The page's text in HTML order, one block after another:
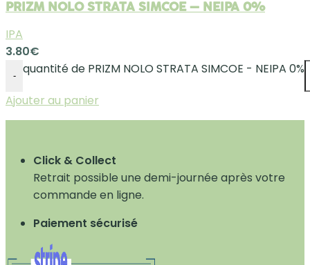
PRIZM NOLO STRATA SIMCOE – NEIPA 0%
IPA
3.80€
-
quantité de PRIZM NOLO STRATA SIMCOE - NEIPA 0%
Ajouter au panier
Click & Collect
Retrait possible une demi-journée après votre
commande en ligne.
Paiement sécurisé